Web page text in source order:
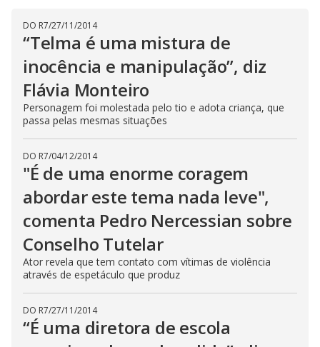
i
d
e
o
DO R7/27/11/2014
“Telma é uma mistura de
inocência e manipulação”, diz
Flávia Monteiro
Personagem foi molestada pelo tio e adota criança, que
passa pelas mesmas situações
DO R7/04/12/2014
"É de uma enorme coragem
abordar este tema nada leve",
comenta Pedro Nercessian sobre
Conselho Tutelar
Ator revela que tem contato com vítimas de violência
através de espetáculo que produz
DO R7/27/11/2014
“É uma diretora de escola